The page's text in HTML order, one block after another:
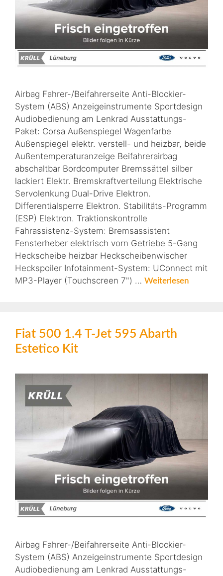
Airbag Fahrer-/Beifahrerseite Anti-Blockier-
System (ABS) Anzeigeinstrumente Sportdesign
Audiobedienung am Lenkrad Ausstattungs-
Paket: Corsa Außenspiegel Wagenfarbe
Außenspiegel elektr. verstell- und heizbar, beide
Außentemperaturanzeige Beifahrerairbag
abschaltbar Bordcomputer Bremssättel silber
lackiert Elektr. Bremskraftverteilung Elektrische
Servolenkung Dual-Drive Elektron.
Differentialsperre Elektron. Stabilitäts-Programm
(ESP) Elektron. Traktionskontrolle
Fahrassistenz-System: Bremsassistent
Fensterheber elektrisch vorn Getriebe 5-Gang
Heckscheibe heizbar Heckscheibenwischer
Heckspoiler Infotainment-System: UConnect mit
MP3-Player (Touchscreen 7") … Weiterlesen
Fiat 500 1.4 T-Jet 595 Abarth
Estetico Kit
Airbag Fahrer-/Beifahrerseite Anti-Blockier-
System (ABS) Anzeigeinstrumente Sportdesign
Audiobedienung am Lenkrad Ausstattungs-